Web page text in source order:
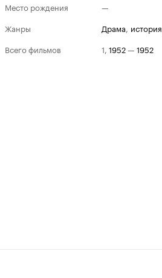
Место рождения
—
Жанры
драма, история
Всего фильмов
1, 1952— 1952